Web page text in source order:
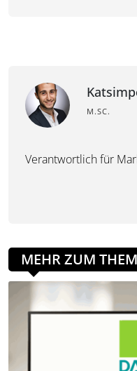
M.SC.
Verantwortlich für
MEHR ZUM